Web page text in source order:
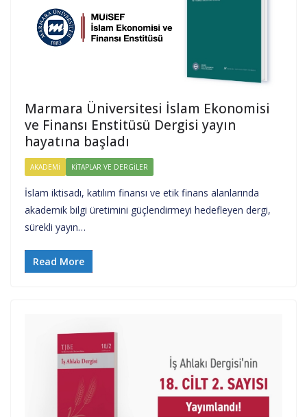
Marmara Üniversitesi İslam Ekonomisi
ve Finansı Enstitüsü Dergisi yayın
hayatına başladı
AKADEMI KITAPLAR VE DERGILER
İslam iktisadı, katılım finansı ve etik finans alanlarında
akademik bilgi üretimini güçlendirmeyi hedefleyen dergi,
sürekli yayın…
Read More